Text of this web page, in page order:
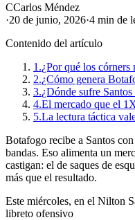
CCarlos Méndez
·20 de junio, 2026·4 min de
Contenido del artículo
1.¿Por qué los córners
2.¿Cómo genera
3.¿Dónde sufre Santos
4.El mercado que el
5.La lectura táctica
Botafogo recibe a Santos
bandas. Eso alimenta un
castigan: el de saques de
más que el resultado.
Este miércoles, en el Nilton
libreto ofensivo